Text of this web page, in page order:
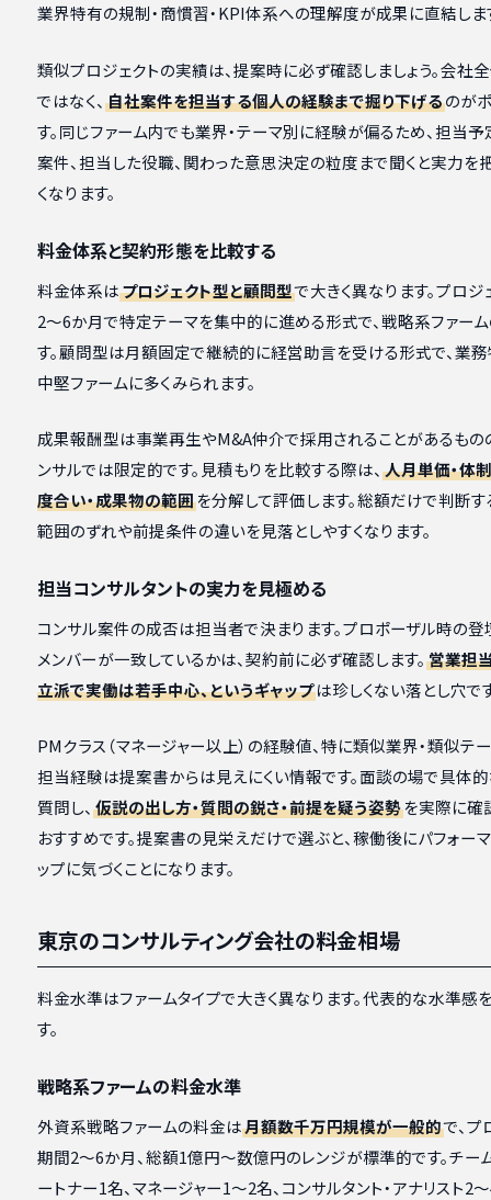
業界特有の規制・商慣習・KPI体系への理解度が成果に直結しま
類似プロジェクトの実績は、提案時に必ず確認しましょう。会社
ではなく、 自社案件を担当する個人の経験まで掘り下げるのが
す。同じファーム内でも業界・テーマ別に経験が偏るため、担当
案件、担当した役職、関わった意思決定の粒度まで聞くと実力を
くなります。
料金体系と契約形態を比較する
料金体系はプロジェクト型と顧問型で大きく異なります。プロジ
2〜6か月で特定テーマを集中的に進める形式で、戦略系ファー
す。顧問型は月額固定で継続的に経営助言を受ける形式で、業
中堅ファームに多くみられます。
成果報酬型は事業再生やM&A仲介で採用されることがあるもの
ンサルでは限定的です。見積もりを比較する際は、 人月単価・体
度合い・成果物の範囲を分解して評価します。総額だけで判断す
範囲のずれや前提条件の違いを見落としやすくなります。
担当コンサルタントの実力を見極める
コンサル案件の成否は担当者で決まります。プロポーザル時の
メンバーが一致しているかは、契約前に必ず確認します。 営業担
立派で実働は若手中心、というギャップは珍しくない落とし穴で
PMクラス（マネージャー以上）の経験値、特に類似業界・類似テ
担当経験は提案書からは見えにくい情報です。面談の場で具体
質問し、 仮説の出し方・質問の鋭さ・前提を疑う姿勢を実際に確
おすすめです。提案書の見栄えだけで選ぶと、稼働後にパフォー
ップに気づくことになります。
東京のコンサルティング会社の料金相場
料金水準はファームタイプで大きく異なります。代表的な水準感
す。
戦略系ファームの料金水準
外資系戦略ファームの料金は月額数千万円規模が一般的で、プ
期間2〜6か月、総額1億円〜数億円のレンジが標準的です。チー
ートナー1名、マネージャー1〜2名、コンサルタント・アナリスト2